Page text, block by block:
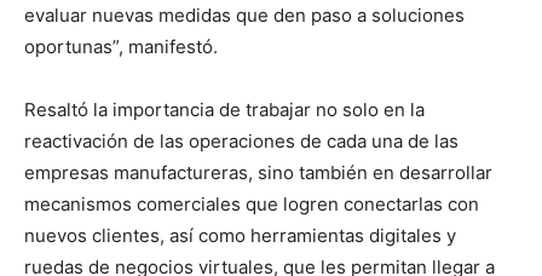
evaluar nuevas medidas que den paso a soluciones
oportunas”, manifestó.
Resaltó la importancia de trabajar no solo en la
reactivación de las operaciones de cada una de las
empresas manufactureras, sino también en desarrollar
mecanismos comerciales que logren conectarlas con
nuevos clientes, así como herramientas digitales y
ruedas de negocios virtuales, que les permitan llegar a